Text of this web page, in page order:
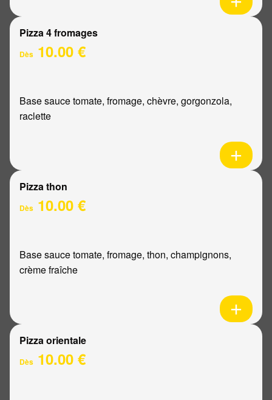
Pizza 4 fromages
Dès 10.00 €
Base sauce tomate, fromage, chèvre, gorgonzola,
raclette
Pizza thon
Dès 10.00 €
Base sauce tomate, fromage, thon, champignons,
crème fraîche
Pizza orientale
Dès 10.00 €